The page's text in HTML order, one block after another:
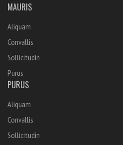
MAURIS
Aliquam
Convallis
Sollicitudin
Purus
PURUS
Aliquam
Convallis
Sollicitudin